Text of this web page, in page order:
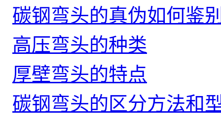
碳钢弯头的真伪如何鉴
高压弯头的种类
厚壁弯头的特点
碳钢弯头的区分方法和